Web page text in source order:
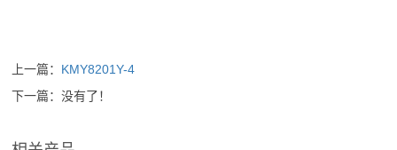
上一篇： KMY8201Y-4
下一篇：没有了！